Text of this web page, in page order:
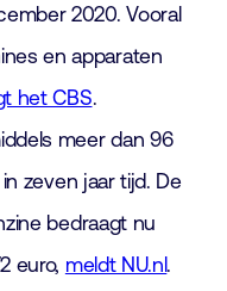
2020. Vooral
en apparaten
het CBS.
meer dan 96
zeven jaar tijd. De
bedraagt nu
euro, meldt NU.nl .